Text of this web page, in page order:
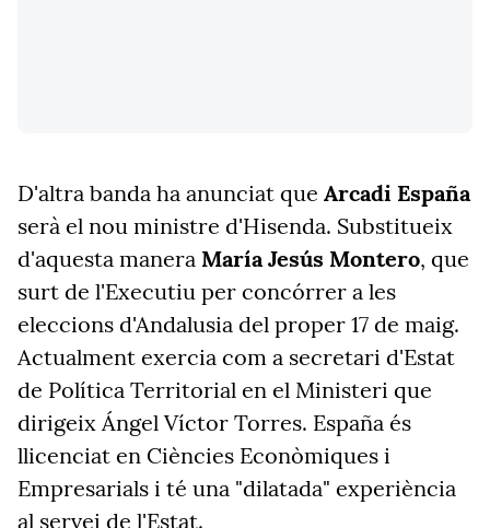
D'altra banda ha anunciat que Arcadi España
serà el nou ministre d'Hisenda. Substitueix
d'aquesta manera María Jesús Montero, que
surt de l'Executiu per concórrer a les
eleccions d'Andalusia del proper 17 de maig.
Actualment exercia com a secretari d'Estat
de Política Territorial en el Ministeri que
dirigeix Ángel Víctor Torres. España és
llicenciat en Ciències Econòmiques i
Empresarials i té una "dilatada" experiència
al servei de l'Estat.